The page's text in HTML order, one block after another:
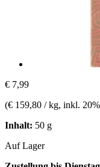
€ 7,99
(€ 159,80 / kg, inkl.
Inhalt: 50 g
Auf Lager